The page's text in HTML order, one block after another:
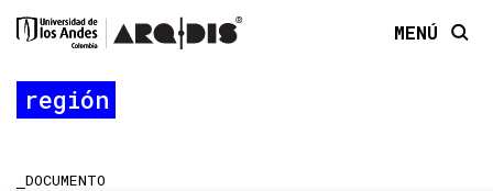
MENÚ
región
DOCUMENTO